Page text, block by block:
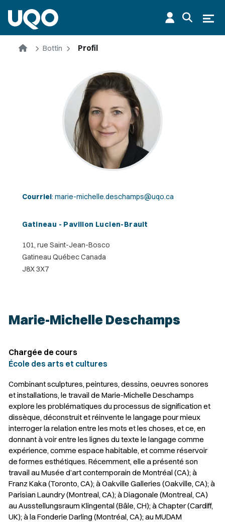
AccueilBottin Profil
Courriel: marie-michelle.deschamps@uqo.ca
Gatineau - Pavillon Lucien-Brault
101, rue Saint-Jean-Bosco
Gatineau Québec Canada
J8X 3X7
Marie-Michelle Deschamps
Chargée de cours
École des arts et cultures
Combinant sculptures, peintures, dessins, oeuvres sonores
et installations, le travail de Marie-Michelle Deschamps
explore les problématiques du processus de signification et
dissèque, déconstruit et réinvente le langage pour mieux
interroger la relation entre les mots et les choses, et ce, en
donnant à voir entre les lignes du texte le langage comme
expérience, comme espace habitable, et comme réservoir
de formes esthétiques. Récemment, elle a présenté son
travail au Musée d’art contemporain de Montréal (CA); à
Franz Kaka (Toronto, CA); à Oakville Galleries (Oakville, CA); à
Parisian Laundry (Montreal, CA); à Diagonale (Montreal, CA)
au Ausstellungsraum Klingental (Bâle, CH); à Chapter (Cardiff,
UK); à la Fonderie Darling (Montréal, CA); au MUDAM